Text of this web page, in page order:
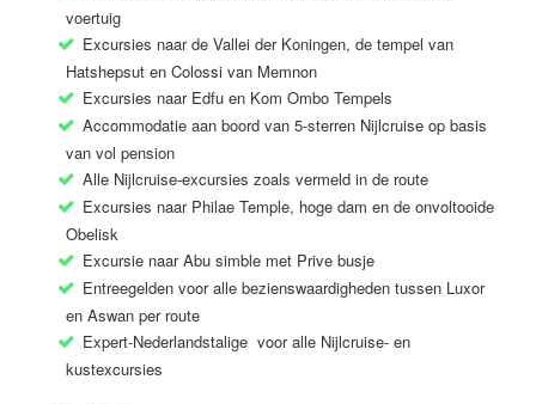
voertuig
Excursies naar de Vallei der Koningen, de tempel van
Hatshepsut en Colossi van Memnon
Excursies naar Edfu en Kom Ombo Tempels
Accommodatie aan boord van 5-sterren Nijlcruise op basis
van vol pension
Alle Nijlcruise-excursies zoals vermeld in de route
Excursies naar Philae Temple, hoge dam en de onvoltooide
Obelisk
Excursie naar Abu simble met Prive busje
Entreegelden voor alle bezienswaardigheden tussen Luxor
en Aswan per route
Expert-Nederlandstalige voor alle Nijlcruise- en
kustexcursies